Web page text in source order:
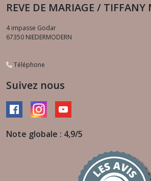
REVE DE MARIAGE / TIFFANY
4 impasse Godar
67350 NIEDERMODERN
Téléphone
Suivez nous
Note globale : 4,9/5